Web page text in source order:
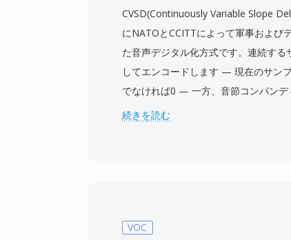
CVSD(Continuously Variable Slope
にNATOとCCITTによって軍事および
た音声デジタル化方式です。連続する
してエンコードします — 現在のサン
でなければ0 — 一方、音節コンパンデ
の連続を監視してステップサイズを調
済み、低消費電力の組み込みハードウ
続きを読む
VOC